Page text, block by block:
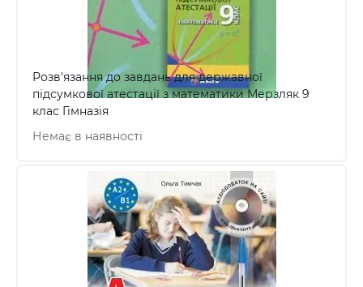
Розв'язання до завдань для державної
підсумкової атестації з математики Мерзляк 9
клас Гімназія
Немає в наявності